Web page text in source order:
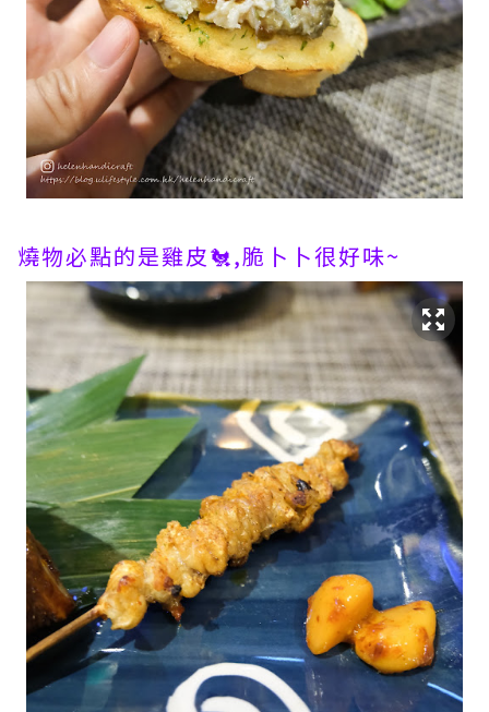
燒物必點的是雞皮🐔,脆卜卜很好味~